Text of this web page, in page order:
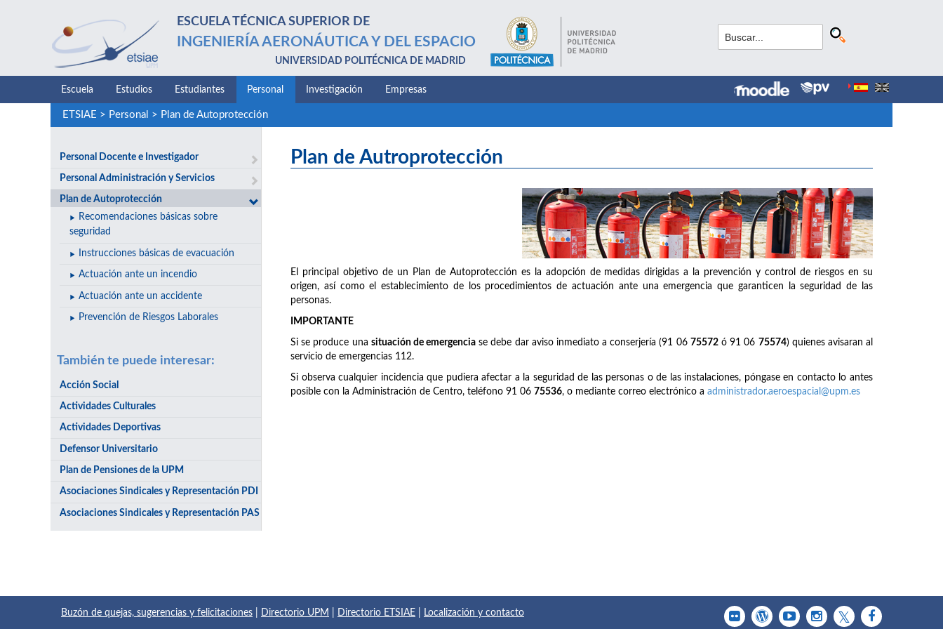
ESCUELA TÉCNICA SUPERIOR DE
INGENIERÍA AERONÁUTICA Y DEL ESPACIO
UNIVERSIDAD POLITÉCNICA DE MADRID
Escuela Estudios Estudiantes Personal Investigación Empresas
ETSIAE > Personal > Plan de Autoprotección
Personal Docente e Investigador
Personal Administración y Servicios
Plan de Autoprotección
Recomendaciones básicas sobre
seguridad
Instrucciones básicas de evacuación
Actuación ante un incendio
Actuación ante un accidente
Prevención de Riesgos Laborales
También te puede interesar:
Acción Social
Actividades Culturales
Actividades Deportivas
Defensor Universitario
Plan de Pensiones de la UPM
Asociaciones Sindicales y Representación PDI
Asociaciones Sindicales y Representación PAS
Plan de Autroprotección
El principal objetivo de un Plan de Autoprotección es la adopción de medidas dirigidas a la prevención y control de riesgos en su
origen, así como el establecimiento de los procedimientos de actuación ante una emergencia que garanticen la seguridad de las
personas.
IMPORTANTE
Si se produce una situación de emergencia se debe dar aviso inmediato a conserjería (91 06 75572ó 91 06 75574) quienes avisaran al
servicio de emergencias 112.
Si observa cualquier incidencia que pudiera afectar a la seguridad de las personas o de las instalaciones, póngase en contacto lo antes
posible con la Administración de Centro, teléfono 91 06 75536, o mediante correo electrónico a administrador.aeroespacial@upm.es
Buzón de quejas, sugerencias y felicitaciones Directorio UPM Directorio ETSIAE Localización y contacto